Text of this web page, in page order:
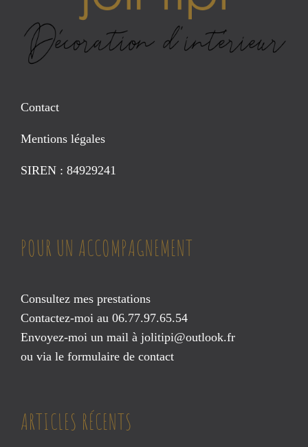
Contact
Mentions légales
SIREN : 84929241
POUR UN ACCOMPAGNEMENT
Consultez mes prestations
Contactez-moi au 06.77.97.65.54
Envoyez-moi un mail à jolitipi@outlook.fr
ou via le formulaire de contact
ARTICLES RÉCENTS